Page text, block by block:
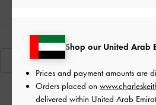
Shop our United Arab
Prices and payment amounts are
Orders placed on
delivered within United Arab